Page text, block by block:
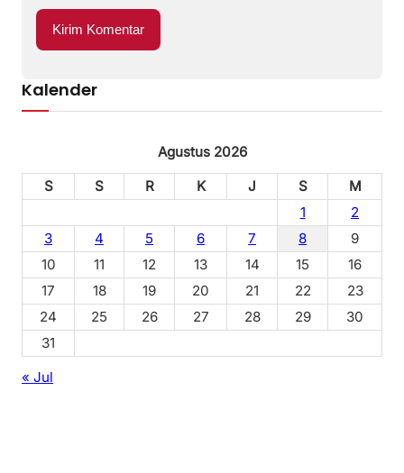
Kalender
Agustus 2026
S
S R K J S
M
1
2
3
4 5 6 7 8
9
10
11 12 13 14 15
16
17
18 19 20 21 22
23
24
25 26 27 28 29
30
31
« Jul